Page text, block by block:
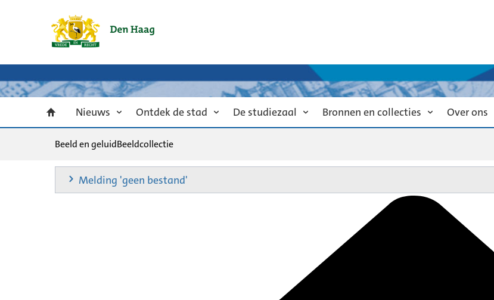
Nieuws Ontdek de stad De studiezaal Bronnen en collecties Over ons
Beeld en geluidBeeldcollectie
Melding 'geen bestand'